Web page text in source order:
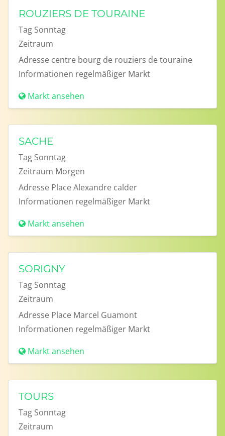
ROUZIERS DE TOURAINE
Tag Sonntag
Zeitraum
Adresse centre bourg de rouziers de touraine
Informationen regelmäßiger Markt
Markt ansehen
SACHE
Tag Sonntag
Zeitraum Morgen
Adresse Place Alexandre calder
Informationen regelmäßiger Markt
Markt ansehen
SORIGNY
Tag Sonntag
Zeitraum
Adresse Place Marcel Guamont
Informationen regelmäßiger Markt
Markt ansehen
TOURS
Tag Sonntag
Zeitraum